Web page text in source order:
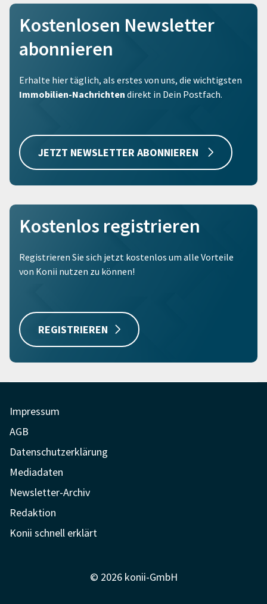
Kostenlosen Newsletter
abonnieren
Erhalte hier täglich, als erstes von uns, die wichtigsten
Immobilien-Nachrichten direkt in Dein Postfach.
JETZT NEWSLETTER ABONNIEREN
Kostenlos registrieren
Registrieren Sie sich jetzt kostenlos um alle Vorteile
von Konii nutzen zu können!
REGISTRIEREN
Impressum
AGB
Datenschutzerklärung
Mediadaten
Newsletter-Archiv
Redaktion
Konii schnell erklärt
© 2026 konii-GmbH